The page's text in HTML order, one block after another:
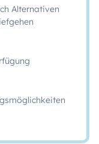
Alternativen